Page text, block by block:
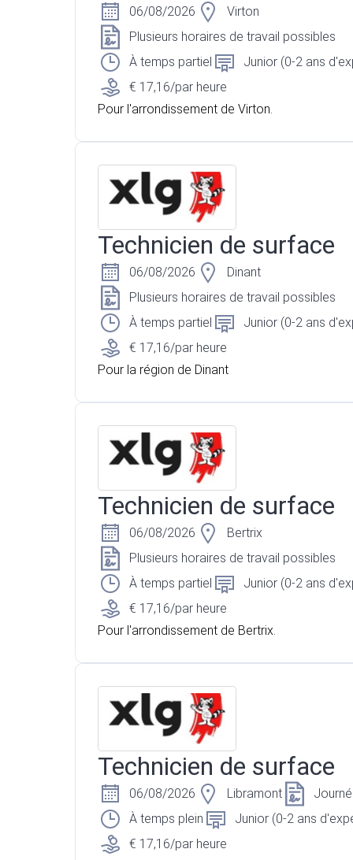
06/08/2026
Virton
Plusieurs horaires de travail possibles
À temps partiel
Junior (0-2 ans
€ 17,16/par heure
Pour l'arrondissement de Virton.
Technicien de surface
06/08/2026
Dinant
Plusieurs horaires de travail possibles
À temps partiel
Junior (0-2 ans
€ 17,16/par heure
Pour la région de Dinant
Technicien de surface
06/08/2026
Bertrix
Plusieurs horaires de travail possibles
À temps partiel
Junior (0-2 ans
€ 17,16/par heure
Pour l'arrondissement de Bertrix.
Technicien de surface
06/08/2026 Libramont
À temps plein
Junior (0-2 ans
€ 17,16/par heure